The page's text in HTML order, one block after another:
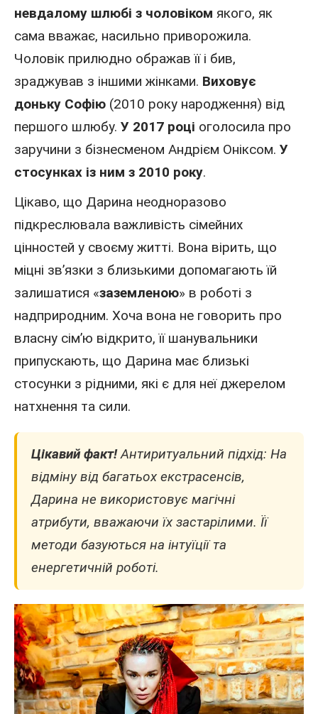
невдалому шлюбі з чоловіком якого, як
сама вважає, насильно приворожила.
Чоловік прилюдно ображав її і бив,
зраджував з іншими жінками. Виховує
доньку Софію (2010 року народження) від
першого шлюбу. У 2017 році оголосила про
заручини з бізнесменом Андрієм Оніксом. У
стосунках із ним з 2010 року.
Цікаво, що Дарина неодноразово
підкреслювала важливість сімейних
цінностей у своєму житті. Вона вірить, що
міцні зв’язки з близькими допомагають їй
залишатися «заземленою» в роботі з
надприродним. Хоча вона не говорить про
власну сім’ю відкрито, її шанувальники
припускають, що Дарина має близькі
стосунки з рідними, які є для неї джерелом
натхнення та сили.
Цікавий факт!Антиритуальний підхід: На
відміну від багатьох екстрасенсів,
Дарина не використовує магічні
атрибути, вважаючи їх застарілими. Її
методи базуються на інтуїції та
енергетичній роботі.